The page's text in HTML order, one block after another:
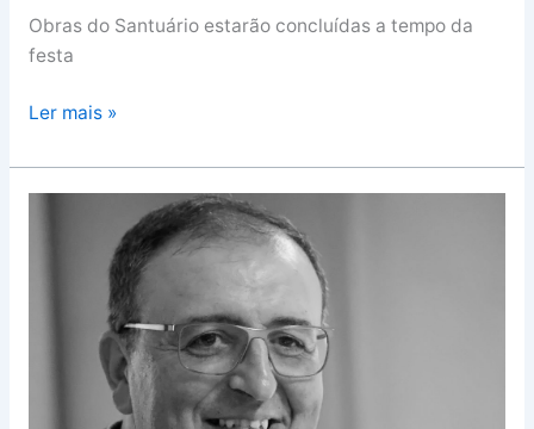
Obras do Santuário estarão concluídas a tempo da
festa
Ler mais »